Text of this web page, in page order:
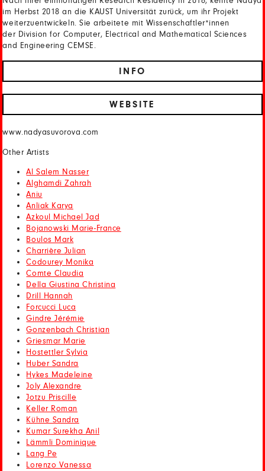
im Herbst 2018 an die KAUST Universität zurück, um ihr Projekt
weiterzuentwickeln. Sie arbeitete mit Wissenschaftler*innen
der Division for Computer, Electrical and Mathematical Sciences
and Engineering CEMSE.
INFO
WEBSITE
www.nadyasuvorova.com
Other Artists
Al Salem Nasser
Alghamdi Zahrah
Aniu
Anliak Karya
Azkoul Michael Jad
Bojanowski Marie-France
Boulos Mark
Charrière Julian
Codourey Monika
Comte Claudia
Della Giustina Christina
Drill Hannah
Forcucci Luca
Gindre Jérémie
Gonzenbach Christian
Griesmar Marie
Hostettler Sylvia
Huber Sandra
Hykes Madeleine
Joly Alexandre
Jotzu Priscille
Keller Roman
Kühne Sandra
Kumar Surekha Anil
Lämmli Dominique
Lang Pe
Lorenzo Vanessa